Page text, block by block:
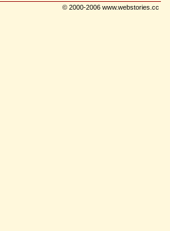
© 2000-2006 www.webstories.cc